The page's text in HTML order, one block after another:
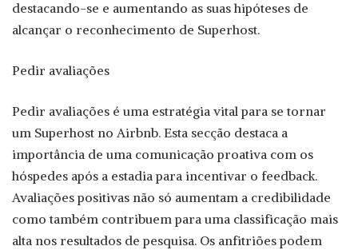
destacando-se e aumentando as suas hipóteses de
alcançar o reconhecimento de Superhost.
Pedir avaliações
Pedir avaliações é uma estratégia vital para se tornar
um Superhost no Airbnb. Esta secção destaca a
importância de uma comunicação proativa com os
hóspedes após a estadia para incentivar o feedback.
Avaliações positivas não só aumentam a credibilidade
como também contribuem para uma classificação mais
alta nos resultados de pesquisa. Os anfitriões podem